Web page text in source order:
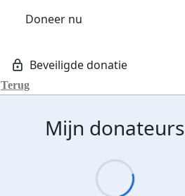
Terug
Doneer nu
Mijn donateurs